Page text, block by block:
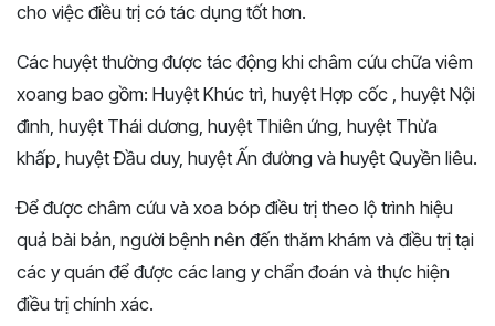
cho việc điều trị có tác dụng tốt hơn.
Các huyệt thường được tác động khi châm cứu chữa viêm
xoang bao gồm: Huyệt Khúc trì, huyệt Hợp cốc , huyệt Nội
đình, huyệt Thái dương, huyệt Thiên ứng, huyệt Thừa
khấp, huyệt Đầu duy, huyệt Ấn đường và huyệt Quyền liêu.
Để được châm cứu và xoa bóp điều trị theo lộ trình hiệu
quả bài bản, người bệnh nên đến thăm khám và điều trị tại
các y quán để được các lang y chẩn đoán và thực hiện
điều trị chính xác.